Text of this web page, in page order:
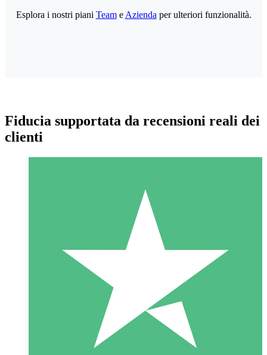
Pacchetti di Crediti Individuali
Paga a consumo con crediti di download. Nessun impegno
1 Download
10
Esplora i nostri piani Teame Azienda per ulteriori funzionalità.
Fiducia supportata da recensioni reali dei
clienti